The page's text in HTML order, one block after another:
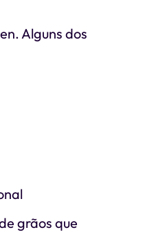
Alguns dos
grãos que